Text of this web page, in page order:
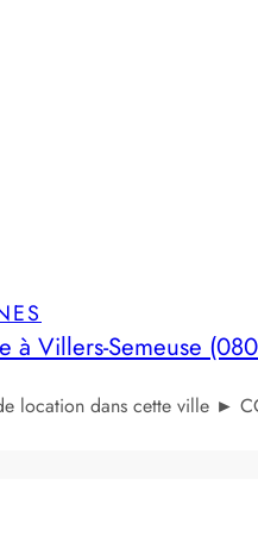
à Villers-Semeuse
location dans cette ville ►